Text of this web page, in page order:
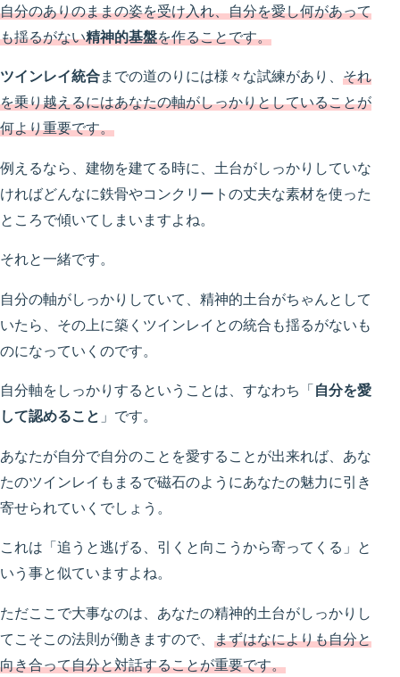
自分のありのままの姿を受け入れ、自分を愛し何があって
も揺るがない精神的基盤を作ることです。
ツインレイ統合までの道のりには様々な試練があり、 それ
を乗り越えるにはあなたの軸がしっかりとしていることが
何より重要です。
例えるなら、建物を建てる時に、土台がしっかりしていな
ければどんなに鉄骨やコンクリートの丈夫な素材を使った
ところで傾いてしまいますよね。
それと一緒です。
自分の軸がしっかりしていて、精神的土台がちゃんとして
いたら、その上に築くツインレイとの統合も揺るがないも
のになっていくのです。
自分軸をしっかりするということは、すなわち「自分を愛
して認めること 」です。
あなたが自分で自分のことを愛することが出来れば、あな
たのツインレイもまるで磁石のようにあなたの魅力に引き
寄せられていくでしょう。
これは「追うと逃げる、引くと向こうから寄ってくる」と
いう事と似ていますよね。
ただここで大事なのは、あなたの精神的土台がしっかりし
てこそこの法則が働きますので、 まずはなによりも自分と
向き合って自分と対話することが重要です。